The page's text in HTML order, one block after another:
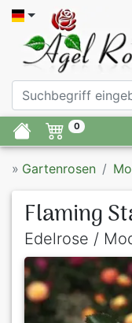
0
» Gartenrosen
Flaming
Edelrose /